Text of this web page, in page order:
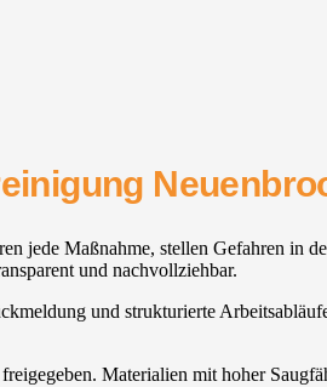
jede Maßnahme, stellen Gefahren in
und nachvollziehbar.
und strukturierte
Materialien mit hoher